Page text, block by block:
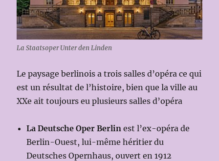
La Staatsoper Unter den Linden
Le paysage berlinois a trois salles d’opéra ce qui
est un résultat de l’histoire, bien que la ville au
XXe ait toujours eu plusieurs salles d’opéra
La Deutsche Oper Berlin est l’ex-opéra de
Berlin-Ouest, lui-même héritier du
Deutsches Opernhaus, ouvert en 1912